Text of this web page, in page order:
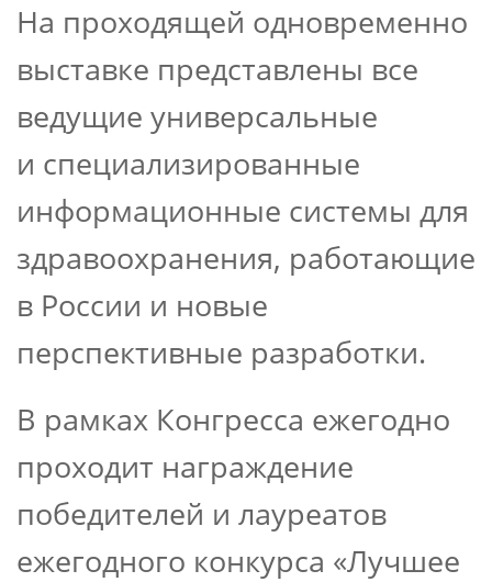
На проходящей одновременно
выставке представлены все
ведущие универсальные
и специализированные
информационные системы для
здравоохранения, работающие
в России и новые
перспективные разработки.
В рамках Конгресса ежегодно
проходит награждение
победителей и лауреатов
ежегодного конкурса «Лучшее